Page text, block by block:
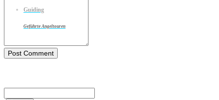
Guiding
Geführte Angeltouren